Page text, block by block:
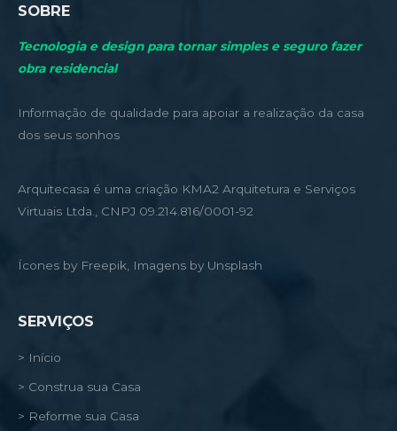
SOBRE
Tecnologia e design para tornar simples e seguro fazer
obra residencial
Informação de qualidade para apoiar a realização da casa
dos seus sonhos
Arquitecasa é uma criação KMA2 Arquitetura e Serviços
Virtuais Ltda., CNPJ 09.214.816/0001-92
Ícones by Freepik, Imagens by Unsplash
SERVIÇOS
> Início
> Construa sua Casa
> Reforme sua Casa